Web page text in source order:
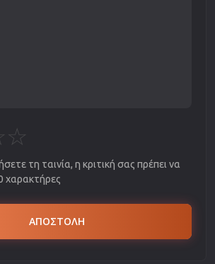
☆
τη ταινία, η κριτική σας πρέπει να
χαρακτήρες
ΑΠΟΣΤΟΛΗ